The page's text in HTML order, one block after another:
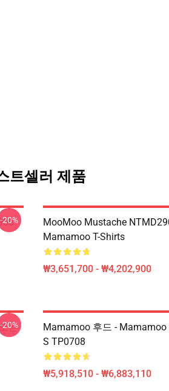
트셀러 제품
-20%
MooMoo Mustache
Mamamoo T-Shirts
₩3,651,700 - ₩4,202,900
든
-20%
Mamamoo 후드 - Mamamoo
S TP0708
₩5,918,510 - ₩6,883,110